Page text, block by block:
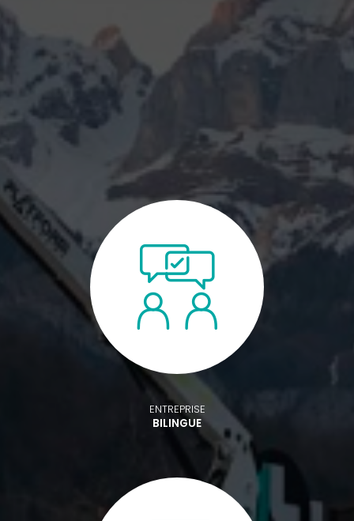
ENTREPRISE
BILINGUE